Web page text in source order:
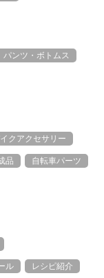
パンツ・ボトムス
クアクセサリー
品 自転車パーツ
ル レシピ紹介